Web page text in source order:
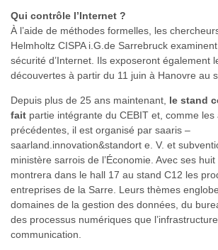
Qui contrôle l’Internet ?
À l’aide de méthodes formelles, les
Helmholtz CISPA i.G.de Sarrebruck
sécurité d’Internet. Ils exposeront également
découvertes à partir du 11 juin à Hanovre au
Depuis plus de 25 ans maintenant, le stand
fait partie intégrante du CEBIT et, comme les
précédentes, il est organisé par saaris –
saarland.innovation&standort e. V. et
ministère sarrois de l’Économie. Avec ses
montrera dans le hall 17 au stand C12 les
entreprises de la Sarre. Leurs thèmes
domaines de la gestion des données, du
des processus numériques que
communication.